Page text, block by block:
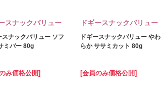
スナックバリュー
スナックバリュー ソフ
ミバー 80g
み価格公開]
ドギースナックバリュー
ドギースナックバリュー やわ
らか ササミカット 80g
[会員のみ価格公開]